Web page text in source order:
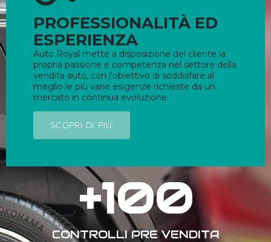
PROFESSIONALITÀ ED
ESPERIENZA
Auto Royal mette a disposizione del cliente la
propria passione e competenza nel settore della
vendita auto, con l’obiettivo di soddisfare al
meglio le più varie esigenze richieste da un
mercato in continua evoluzione.
SCOPRI DI PIU'
+100
CONTROLLI PRE VENDITA